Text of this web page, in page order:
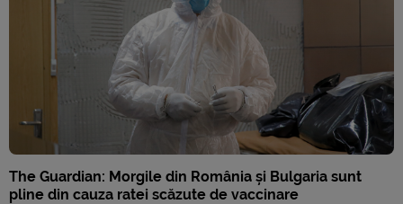
The Guardian: Morgile din România și Bulgaria sunt
pline din cauza ratei scăzute de vaccinare